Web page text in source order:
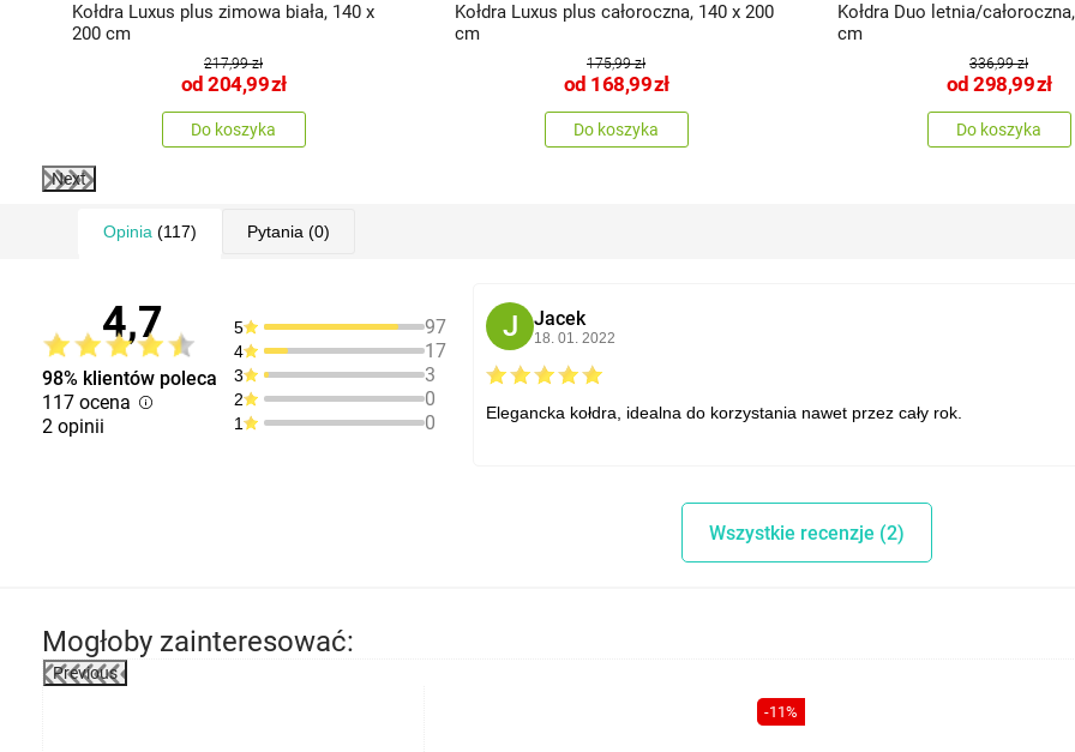
Kołdra Luxus plus zimowa biała, 140 x
200 cm
217,99 zł
od 204,99zł
Do koszyka
Kołdra Luxus plus całoroczna, 140 x 200
cm
175,99 zł
od 168,99zł
Do koszyka
Kołdra Duo letnia/
cm
336,99 zł
od 298,99zł
Do koszyka
Next
Opinia (117) Pytania (0)
4,7
98% klientów poleca
117 ocena
2 opinii
5 97
4 17
3 3
2 0
1 0
J Jacek
18. 01. 2022
Elegancka kołdra, idealna do korzystania nawet przez cały rok.
Wszystkie recenzje (2)
Mogłoby zainteresować:
Previous
-11%